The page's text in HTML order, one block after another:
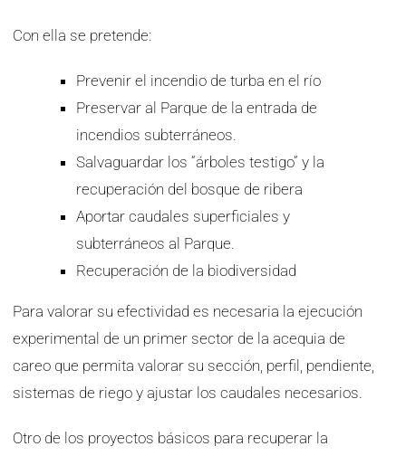
Con ella se pretende:
Prevenir el incendio de turba en el río
Preservar al Parque de la entrada de
incendios subterráneos.
Salvaguardar los “árboles testigo” y la
recuperación del bosque de ribera
Aportar caudales superficiales y
subterráneos al Parque.
Recuperación de la biodiversidad
Para valorar su efectividad es necesaria la ejecución
experimental de un primer sector de la acequia de
careo que permita valorar su sección, perfil, pendiente,
sistemas de riego y ajustar los caudales necesarios.
Otro de los proyectos básicos para recuperar la